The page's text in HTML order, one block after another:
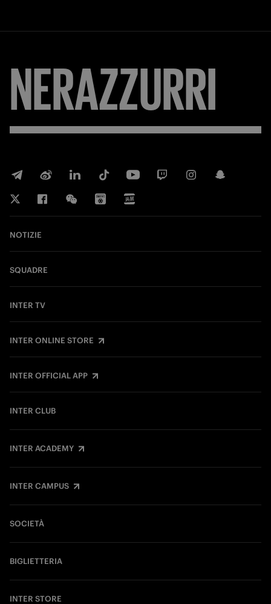
NERAZZURRI
NOTIZIE
SQUADRE
INTER TV
INTER ONLINE STORE
INTER OFFICIAL APP
INTER CLUB
INTER ACADEMY
INTER CAMPUS
SOCIETÀ
BIGLIETTERIA
INTER STORE